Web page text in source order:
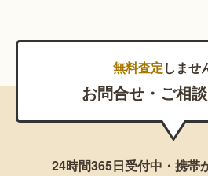
無料査定しませ
お問合せ・ご相
24時間365日受付中・携帯